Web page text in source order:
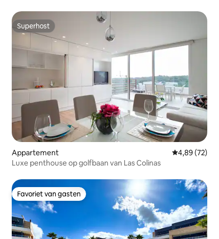
Superhost
Superhost
Appartement Gemiddelde
4,89 (72)
Luxe penthouse op golfbaan van Las Colinas
Favoriet van gasten
Favoriet van gasten